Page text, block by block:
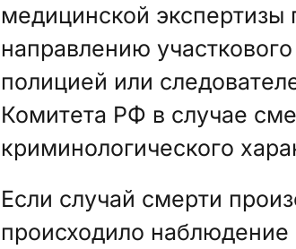
медицинской экспертизы
направлению
полицией или
Комитета РФ в случае
криминологического
Если случай смерти
происходило